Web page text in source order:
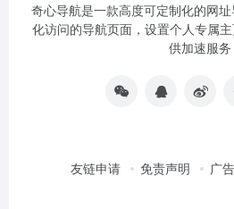
奇心导航是一款高度可定制化的网
化访问的导航页面，设置个人专属
供加速服务
友链申请 免责声明 广